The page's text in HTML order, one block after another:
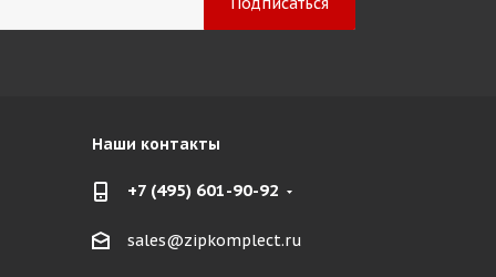
Наши контакты
+7 (495) 601-90-92
sales@zipkomplect.ru